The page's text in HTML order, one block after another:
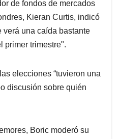
de fondos de mercados
Kieran Curtis, indicó
verá una caída bastante
primer trimestre".
elecciones “tuvieron una
discusión sobre quién
Boric moderó su